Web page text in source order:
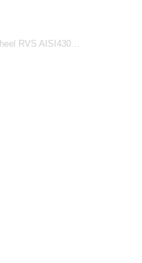
RVS AISI430…